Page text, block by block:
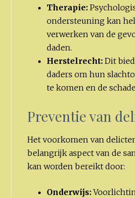
Therapie:
ondersteuning kan
verwerken van de
daden.
Herstelrecht:Dit
daders om hun
te komen en de
Preventie van
Het voorkomen van
belangrijk aspect van de
kan worden bereikt door:
Onderwijs: